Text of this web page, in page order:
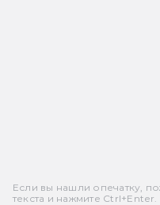
Если вы нашли опечатку,
текста и нажмите Ctrl+Enter.